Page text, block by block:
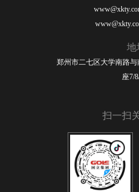
地
郑州市二七区大学南路
座7/
扫一扫